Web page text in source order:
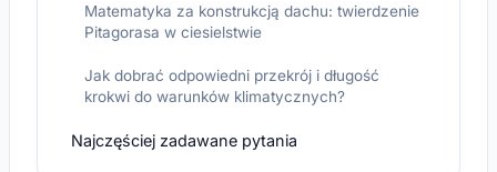
Matematyka za konstrukcją dachu: twierdzenie
Pitagorasa w ciesielstwie
Jak dobrać odpowiedni przekrój i długość
krokwi do warunków klimatycznych?
Najczęściej zadawane pytania